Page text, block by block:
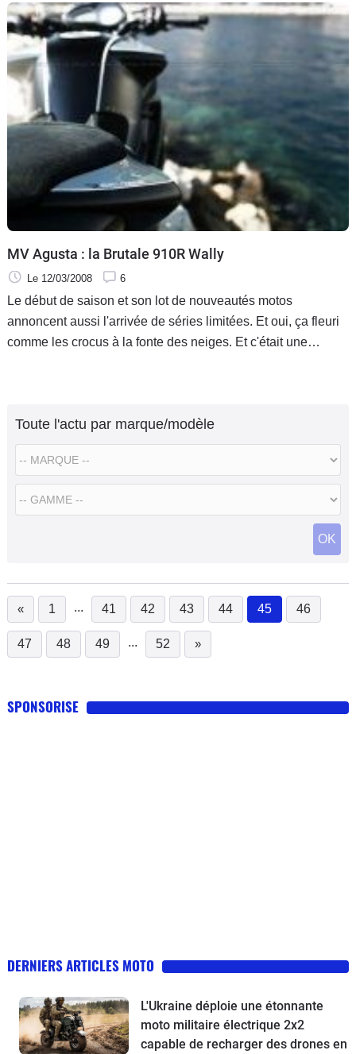
caractéristiques techniques puisqu'on en a déjà fait le tour
dans cette news.
MV Agusta : la Brutale 910R Wally
Le 12/03/2008 6
Le début de saison et son lot de nouveautés motos
annoncent aussi l'arrivée de séries limitées. Et oui, ça fleuri
comme les crocus à la fonte des neiges. Et c'était une
Toute l'actu par marque/modèle
OK
« 1 ... 41 42 43 44 45
(current)
46
47 48 49 ... 52 »
SPONSORISE
DERNIERS ARTICLES MOTO
L'Ukraine déploie une étonnante
moto militaire électrique 2x2
capable de recharger des drones en